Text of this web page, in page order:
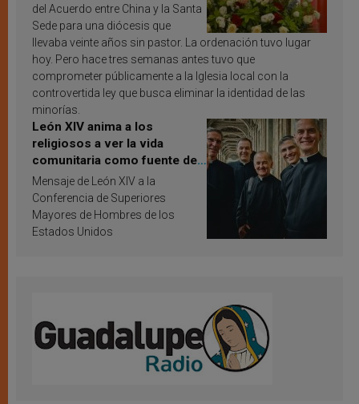
del Acuerdo entre China y la Santa
Sede para una diócesis que
llevaba veinte años sin pastor. La ordenación tuvo lugar
hoy. Pero hace tres semanas antes tuvo que
comprometer públicamente a la Iglesia local con la
controvertida ley que busca eliminar la identidad de las
minorías.
León XIV anima a los
religiosos a ver la vida
comunitaria como fuente de
inspiración y santificación
Mensaje de León XIV a la
Conferencia de Superiores
Mayores de Hombres de los
Estados Unidos